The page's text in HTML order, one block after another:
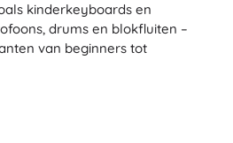
kinderkeyboards en
drums en blokfluiten –
van beginners tot
van Bontempi verrassen met een